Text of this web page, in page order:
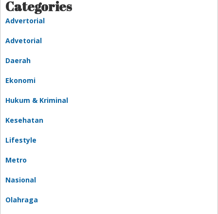
Categories
Advertorial
Advetorial
Daerah
Ekonomi
Hukum & Kriminal
Kesehatan
Lifestyle
Metro
Nasional
Olahraga